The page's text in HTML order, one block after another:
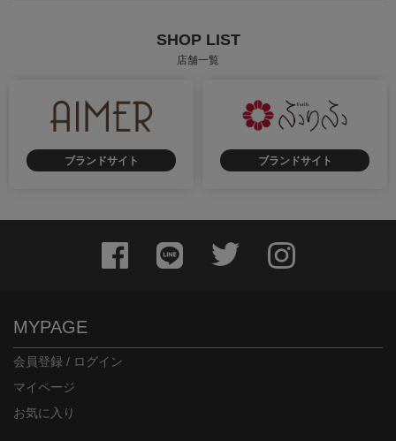
SHOP LIST
店舗一覧
ブランドサイト ブランドサイト
MYPAGE
会員登録 / ログイン
マイページ
お気に入り